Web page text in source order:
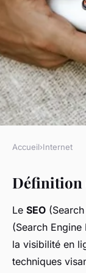
SEO vs
16
Accueil›Internet
Définition
Le SEO
(Search
la visibilité en
techniques